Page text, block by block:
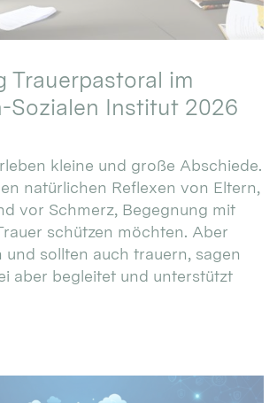
Trauerpastoral im
Sozialen Institut 2026
kleine und große Abschiede.
natürlichen Reflexen von Eltern,
vor Schmerz, Begegnung mit
schützen möchten. Aber
und sollten auch trauern, sagen
aber begleitet und unterstützt